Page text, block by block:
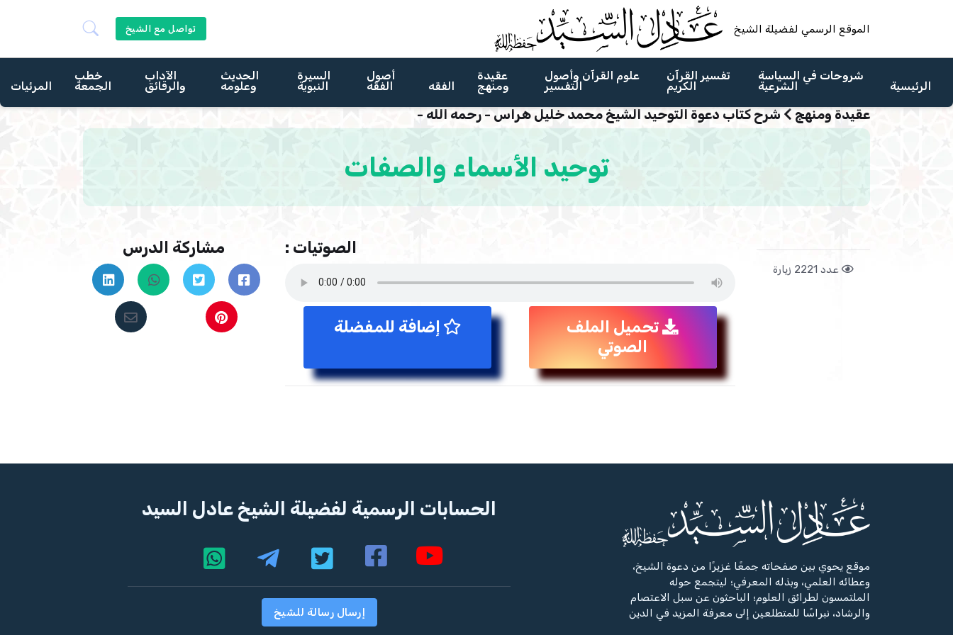
الموقع الرسمي لفضيلة الشيخ تواصل مع الشيخ
الرئيسية
شروحات في السياسة
الشرعية
تفسير القرآن
الكريم
علوم القرآن وأصول
التفسير
عقيدة
ومنهج الفقه
أصول
الفقه
السيرة
النبوية
الحديث
وعلومه
الآداب
والرقائق
خطب
الجمعة المرئيات
عقيدة ومنهج شرح كتاب دعوة التوحيد الشيخ محمد خليل هراس - رحمه الله -
توحيد الأسماء والصفات
عدد 2221 زيارة
الصوتيات :
تحميل الملف
الصوتي
إضافة للمفضلة
مشاركة الدرس
موقع يحوي بين صفحاته جمعًا غزيرًا من دعوة الشيخ،
وعطائه العلمي، وبذله المعرفي؛ ليتجمع حوله
الملتمسون لطرائق العلوم؛ الباحثون عن سبل الاعتصام
والرشاد، نبراسًا للمتطلعين إلى معرفة المزيد في الدين
الحسابات الرسمية لفضيلة الشيخ عادل السيد
إرسال رسالة للشيخ